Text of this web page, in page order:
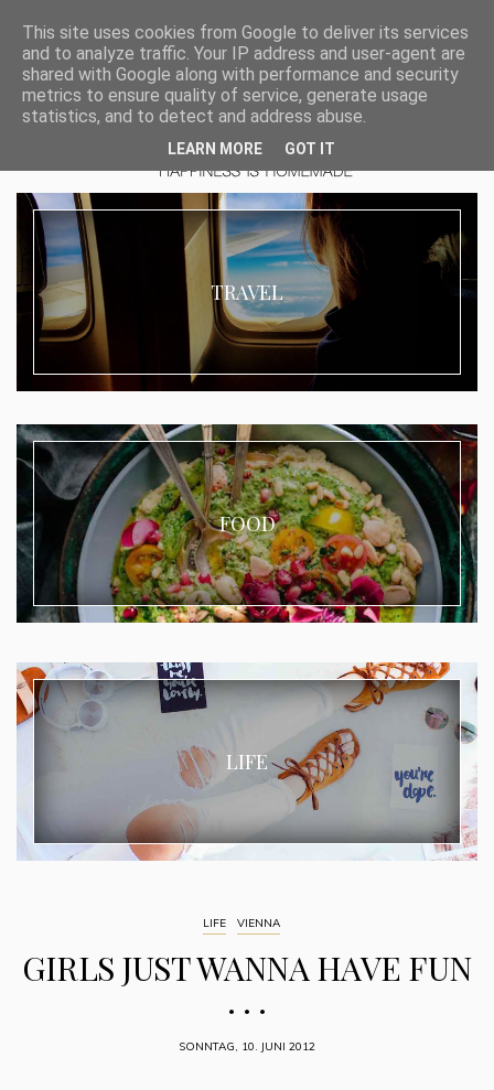
TRAVEL
FOOD
LIFE
LIFE VIENNA
GIRLS JUST WANNA HAVE FUN
. . .
SONNTAG, 10. JUNI 2012
This site uses cookies from Google to deliver its services
and to analyze traffic. Your IP address and user-agent are
shared with Google along with performance and security
metrics to ensure quality of service, generate usage
statistics, and to detect and address abuse.
LEARN MORE GOT IT